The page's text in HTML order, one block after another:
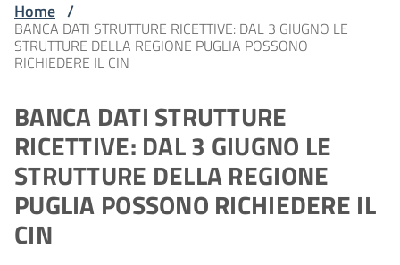
Home /
BANCA DATI STRUTTURE RICETTIVE: DAL 3 GIUGNO LE
STRUTTURE DELLA REGIONE PUGLIA POSSONO
RICHIEDERE IL CIN
BANCA DATI STRUTTURE
RICETTIVE: DAL 3 GIUGNO LE
STRUTTURE DELLA REGIONE
PUGLIA POSSONO RICHIEDERE IL
CIN